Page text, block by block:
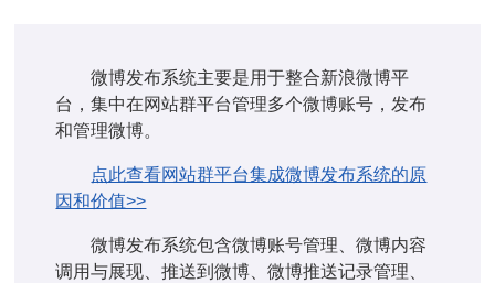
微博发布系统主要是用于整合新浪微博平
台，集中在网站群平台管理多个微博账号，发布
和管理微博。
点此查看网站群平台集成微博发布系统的原
因和价值>>
微博发布系统包含微博账号管理、微博内容
调用与展现、推送到微博、微博推送记录管理、